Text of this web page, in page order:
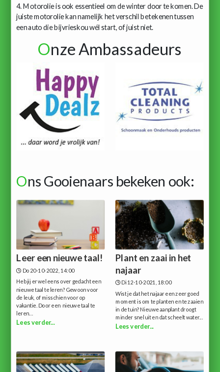
4. Motorolie is ook essentieel om de winter door te komen. De
juiste motorolie kan namelijk het verschil betekenen tussen
een auto die bijvrieskou wél start, of juist niet.
Onze Ambassadeurs
Ons Gooienaars bekeken ook:
Leer een nieuwe taal!
Do 20-10-2022, 14:00
Heb jij er wel eens over gedacht een
nieuwe taal te leren? Gewoon voor
de leuk, of misschien voor op
vakantie. Door een nieuwe taal te
leren...
Lees verder...
Plant en zaai in het
najaar
Di 12-10-2021, 18:00
Wist je dat het najaar een zeer goed
moment is om te planten en te zaaien
in de tuin? Nieuwe aanplant droogt
minder snel uit en dat scheelt water...
Lees verder...